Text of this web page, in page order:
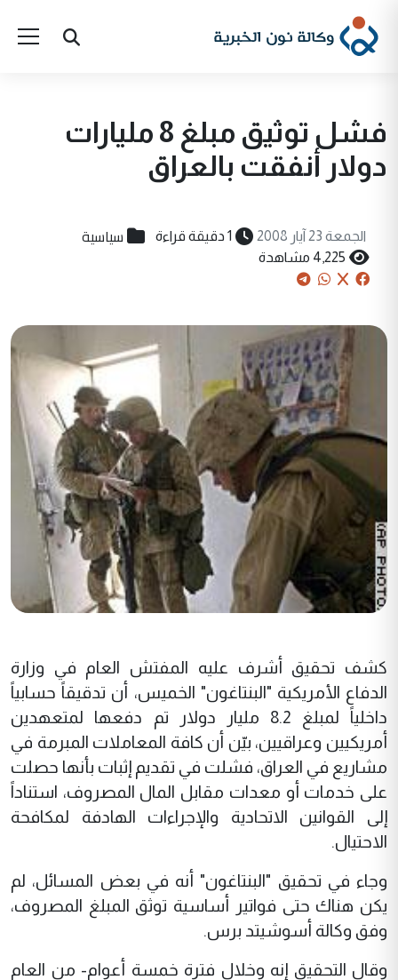
فشل توثيق مبلغ 8 مليارات
دولار أنفقت بالعراق
الجمعة 23 آيار 2008 1 دقيقة قراءة سياسية
4,225 مشاهدة
كشف تحقيق أشرف عليه المفتش العام في وزارة
الدفاع الأمريكية "البنتاغون" الخميس، أن تدقيقاً حسابياً
داخلياً لمبلغ 8.2 مليار دولار تم دفعها لمتعهدين
أمريكيين وعراقيين، بيّن أن كافة المعاملات المبرمة في
مشاريع في العراق، فشلت في تقديم إثبات بأنها حصلت
على خدمات أو معدات مقابل المال المصروف، استناداً
إلى القوانين الاتحادية والإجراءات الهادفة لمكافحة
الاحتيال.
وجاء في تحقيق "البنتاغون" أنه في بعض المسائل، لم
يكن هناك حتى فواتير أساسية توثق المبلغ المصروف،
وفق وكالة أسوشيتد برس.
وقال التحقيق إنه وخلال فترة خمسة أعوام- من العام